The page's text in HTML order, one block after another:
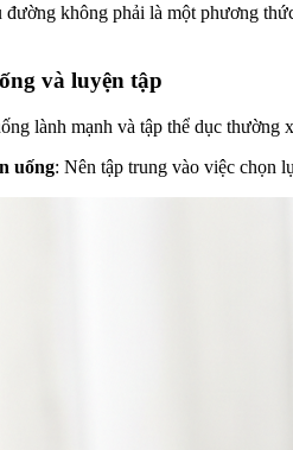
không phải là một phương
và luyện tập
lành mạnh và tập thể dục
uống: Nên tập trung vào việc chọn